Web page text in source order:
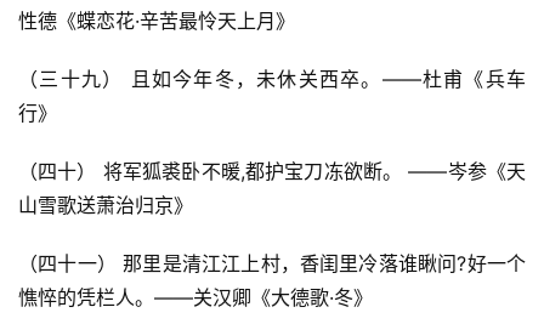
性德《蝶恋花·辛苦最怜天上月》
（三十九） 且如今年冬，未休关西卒。——杜甫《兵车
行》
（四十） 将军狐裘卧不暖,都护宝刀冻欲断。 ——岑参《天
山雪歌送萧治归京》
（四十一） 那里是清江江上村，香闺里冷落谁瞅问?好一个
憔悴的凭栏人。——关汉卿《大德歌·冬》